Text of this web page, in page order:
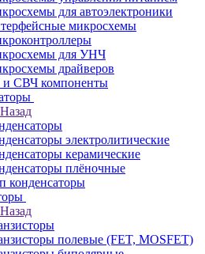
для автоэлектроники
микросхемы
для УНЧ
драйверов
СВЧ компоненты
Назад
электролитические
керамические
плёночные
конденсаторы
Назад
полевые (FET, MOSFET)